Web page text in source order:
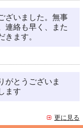
ざいました。無事
連絡も早く、また
きます。
がとうございま
ます
更に見る